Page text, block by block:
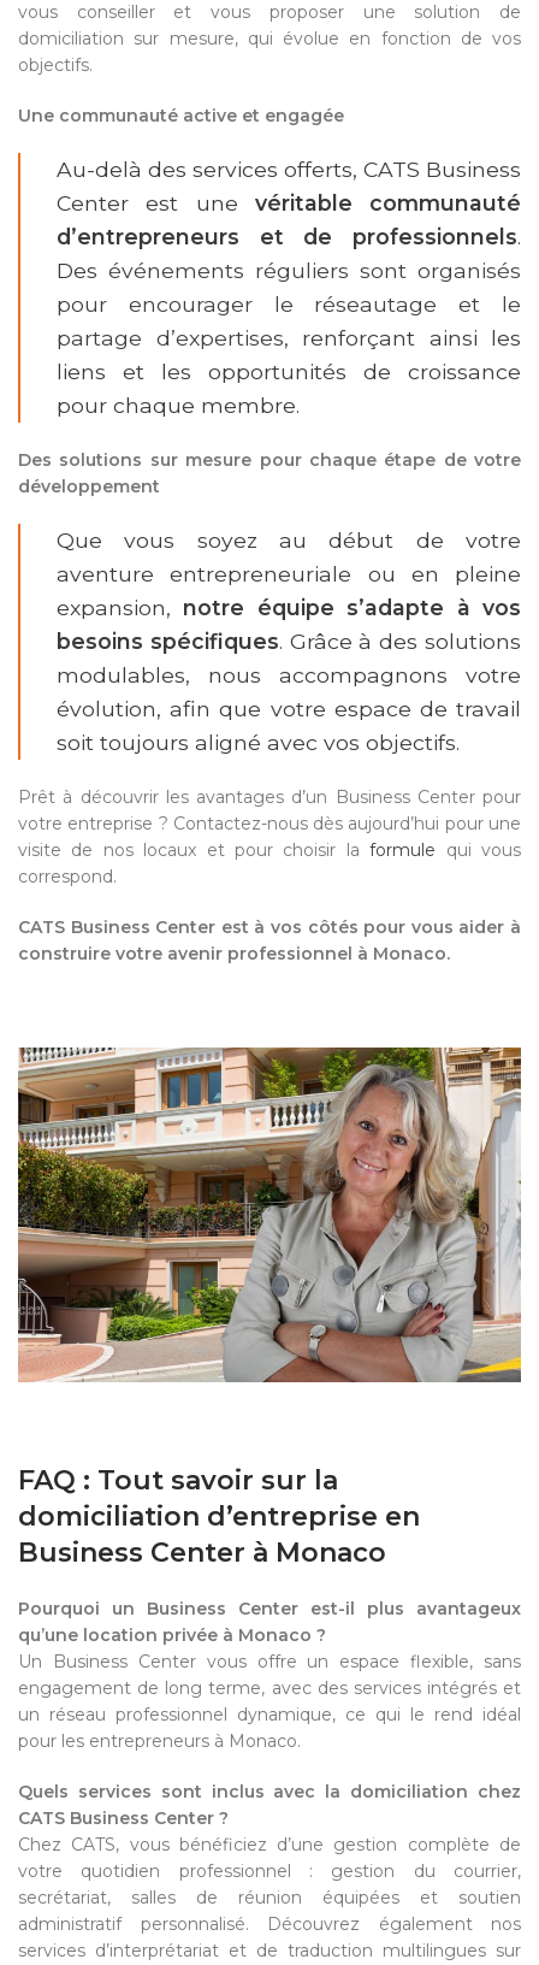
vous conseiller et vous proposer une solution de
domiciliation sur mesure, qui évolue en fonction de vos
objectifs.
Une communauté active et engagée
Au-delà des services offerts, CATS Business
Center est une véritable communauté
d’entrepreneurs et de professionnels.
Des événements réguliers sont organisés
pour encourager le réseautage et le
partage d’expertises, renforçant ainsi les
liens et les opportunités de croissance
pour chaque membre.
Des solutions sur mesure pour chaque étape de votre
développement
Que vous soyez au début de votre
aventure entrepreneuriale ou en pleine
expansion, notre équipe s’adapte à vos
besoins spécifiques. Grâce à des solutions
modulables, nous accompagnons votre
évolution, afin que votre espace de travail
soit toujours aligné avec vos objectifs.
Prêt à découvrir les avantages d’un Business Center pour
votre entreprise ? Contactez-nous dès aujourd’hui pour une
visite de nos locaux et pour choisir laformule qui vous
correspond.
CATS Business Center est à vos côtés pour vous aider à
construire votre avenir professionnel à Monaco.
FAQ : Tout savoir sur la
domiciliation d’entreprise en
Business Center à Monaco
Pourquoi un Business Center est-il plus avantageux
qu’une location privée à Monaco ?
Un Business Center vous offre un espace flexible, sans
engagement de long terme, avec des services intégrés et
un réseau professionnel dynamique, ce qui le rend idéal
pour les entrepreneurs à Monaco.
Quels services sont inclus avec la domiciliation chez
CATS Business Center ?
Chez CATS, vous bénéficiez d’une gestion complète de
votre quotidien professionnel : gestion du courrier,
secrétariat, salles de réunion équipées et soutien
administratif personnalisé. Découvrez également nos
services d’interprétariat et de traduction multilingues sur